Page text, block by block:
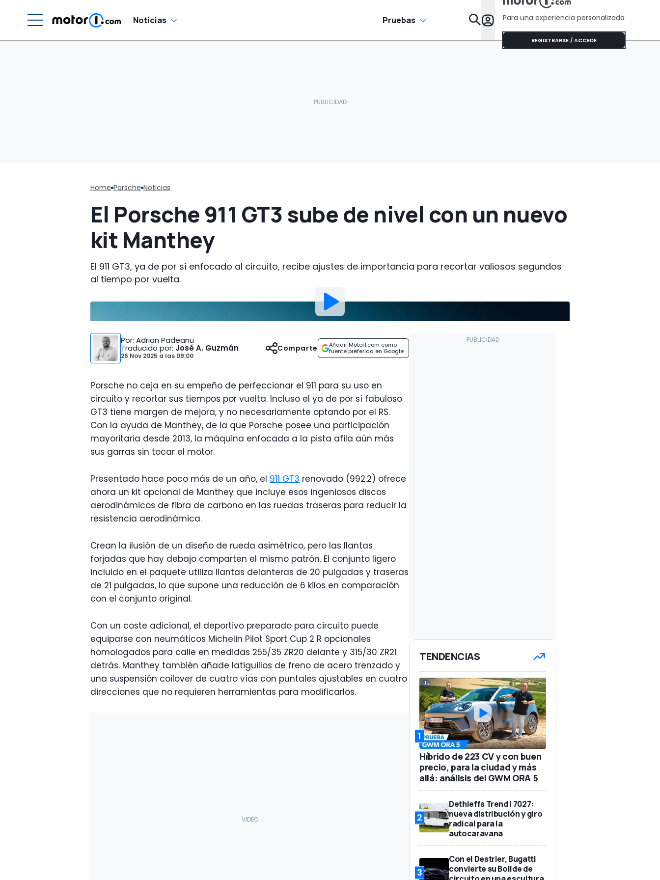
Noticias Pruebas Para una experiencia personalizada
REGISTRARSE / ACCEDE
Home Porsche Noticias
El Porsche 911 GT3 sube de nivel con un nuevo
kit Manthey
El 911 GT3, ya de por sí enfocado al circuito, recibe ajustes de importancia para recortar valiosos segundos
al tiempo por vuelta.
Por: Adrian Padeanu
Traducido por: José A. Guzmán
26 Nov 2025 a las 09:00
Añadir Motor1.com como
fuente preferida en Google
Comparte
Porsche no ceja en su empeño de perfeccionar el 911 para su uso en
circuito y recortar sus tiempos por vuelta. Incluso el ya de por sí fabuloso
GT3 tiene margen de mejora, y no necesariamente optando por el RS.
Con la ayuda de Manthey, de la que Porsche posee una participación
mayoritaria desde 2013, la máquina enfocada a la pista afila aún más
sus garras sin tocar el motor.
Presentado hace poco más de un año, el 911 GT3 renovado (992.2) ofrece
ahora un kit opcional de Manthey que incluye esos ingeniosos discos
aerodinámicos de fibra de carbono en las ruedas traseras para reducir la
resistencia aerodinámica.
Crean la ilusión de un diseño de rueda asimétrico, pero las llantas
forjadas que hay debajo comparten el mismo patrón. El conjunto ligero
incluido en el paquete utiliza llantas delanteras de 20 pulgadas y traseras
de 21 pulgadas, lo que supone una reducción de 6 kilos en comparación
con el conjunto original.
Con un coste adicional, el deportivo preparado para circuito puede
equiparse con neumáticos Michelin Pilot Sport Cup 2 R opcionales
homologados para calle en medidas 255/35 ZR20 delante y 315/30 ZR21
detrás. Manthey también añade latiguillos de freno de acero trenzado y
una suspensión coilover de cuatro vías con puntales ajustables en cuatro
direcciones que no requieren herramientas para modificarlos.
TENDENCIAS
1
Híbrido de 223 CV y con buen
precio, para la ciudad y más
allá: análisis del GWM ORA 5
2
Dethleffs Trend I 7027:
nueva distribución y giro
radical para la
autocaravana
3
Con el Destrier, Bugatti
convierte su Bolide de